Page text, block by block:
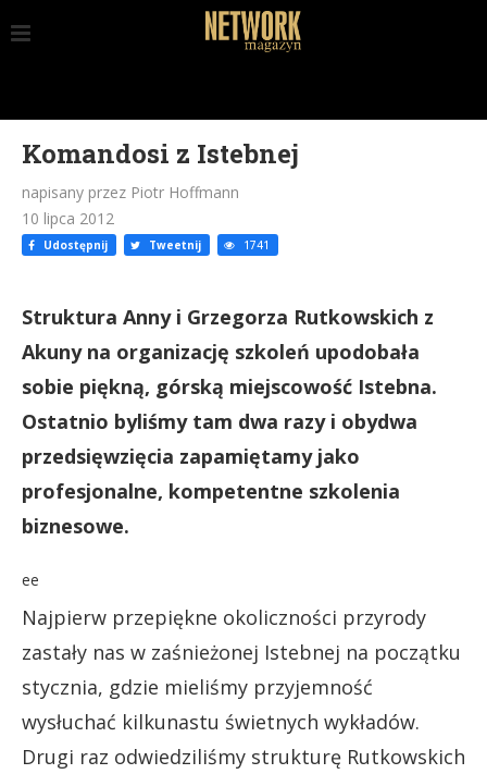
Komandosi z Istebnej
napisany przez Piotr Hoffmann
10 lipca 2012
Udostępnij Tweetnij 1741
Struktura Anny i Grzegorza Rutkowskich z
Akuny na organizację szkoleń upodobała
sobie piękną, górską miejscowość Istebna.
Ostatnio byliśmy tam dwa razy i obydwa
przedsięwzięcia zapamiętamy jako
profesjonalne, kompetentne szkolenia
biznesowe.
ee
Najpierw przepiękne okoliczności przyrody
zastały nas w zaśnieżonej Istebnej na początku
stycznia, gdzie mieliśmy przyjemność
wysłuchać kilkunastu świetnych wykładów.
Drugi raz odwiedziliśmy strukturę Rutkowskich